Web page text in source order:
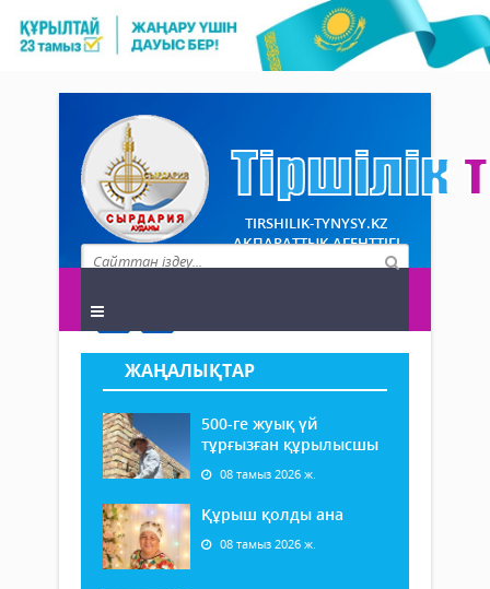
TIRSHILIK-TYNYSY.KZ
АҚПАРАТТЫҚ АГЕНТТІГІ
ЖАҢАЛЫҚТАР
500-ге жуық үй
тұрғызған құрылысшы
08 тамыз 2026 ж.
Құрыш қолды ана
08 тамыз 2026 ж.